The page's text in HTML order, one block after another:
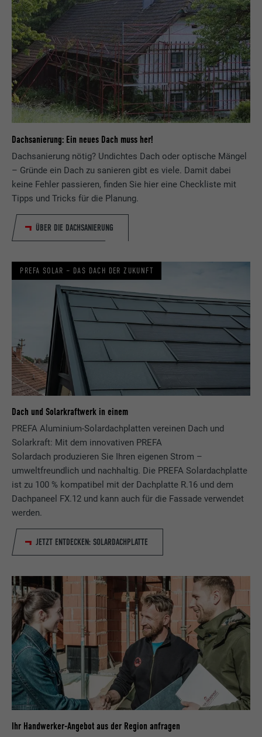
Dachsanierung: Ein neues Dach muss her!
Dachsanierung nötig? Undichtes Dach oder optische Mängel
– Gründe ein Dach zu sanieren gibt es viele. Damit dabei
keine Fehler passieren, finden Sie hier eine Checkliste mit
Tipps und Tricks für die Planung.
ÜBER DIE DACHSANIERUNG
PREFA SOLAR – DAS DACH DER ZUKUNFT
Dach und Solarkraftwerk in einem
PREFA Aluminium-Solardachplatten vereinen Dach und
Solarkraft: Mit dem innovativen PREFA
Solardach produzieren Sie Ihren eigenen Strom –
umweltfreundlich und nachhaltig. Die PREFA Solardachplatte
ist zu 100 % kompatibel mit der Dachplatte R.16 und dem
Dachpaneel FX.12 und kann auch für die Fassade verwendet
werden.
JETZT ENTDECKEN: SOLARDACHPLATTE
Ihr Handwerker-Angebot aus der Region anfragen